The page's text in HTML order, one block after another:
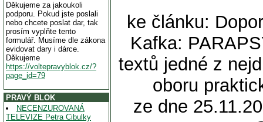
Děkujeme za jakoukoli
podporu. Pokud jste poslali
nebo chcete poslat dar, tak
prosím vyplňte tento
formulář. Musíme dle zákona
evidovat dary i dárce.
Děkujeme
https://voltepravyblok.cz/?
page_id=79
PRAVÝ BLOK
NECENZUROVANÁ
TELEVIZE Petra Cibulky
ke článku:
Kafka:
textů jedné z
oboru
ze dne